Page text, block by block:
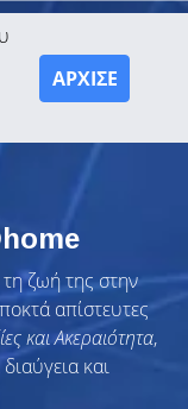
ΑΡΧΙΣΕ
τη ζωή της στην
απίστευτες
και Ακεραιότητα,
και